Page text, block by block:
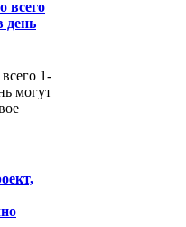
всего
день
1-
могут